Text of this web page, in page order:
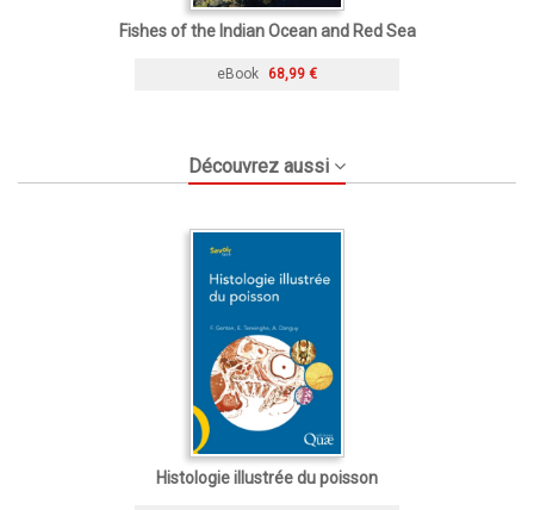
Fishes of the Indian Ocean and Red Sea
eBook 68,99 €
Découvrez aussi
Histologie illustrée du poisson